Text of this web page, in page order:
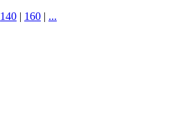
140 | 160 | ...